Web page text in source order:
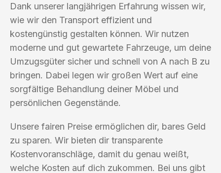
Dank unserer langjährigen Erfahrung wissen wir,
wie wir den Transport effizient und
kostengünstig gestalten können. Wir nutzen
moderne und gut gewartete Fahrzeuge, um deine
Umzugsgüter sicher und schnell von A nach B zu
bringen. Dabei legen wir großen Wert auf eine
sorgfältige Behandlung deiner Möbel und
persönlichen Gegenstände.
Unsere fairen Preise ermöglichen dir, bares Geld
zu sparen. Wir bieten dir transparente
Kostenvoranschläge, damit du genau weißt,
welche Kosten auf dich zukommen. Bei uns gibt